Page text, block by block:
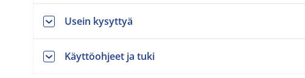
Usein kysyttyä
Käyttöohjeet ja tuki